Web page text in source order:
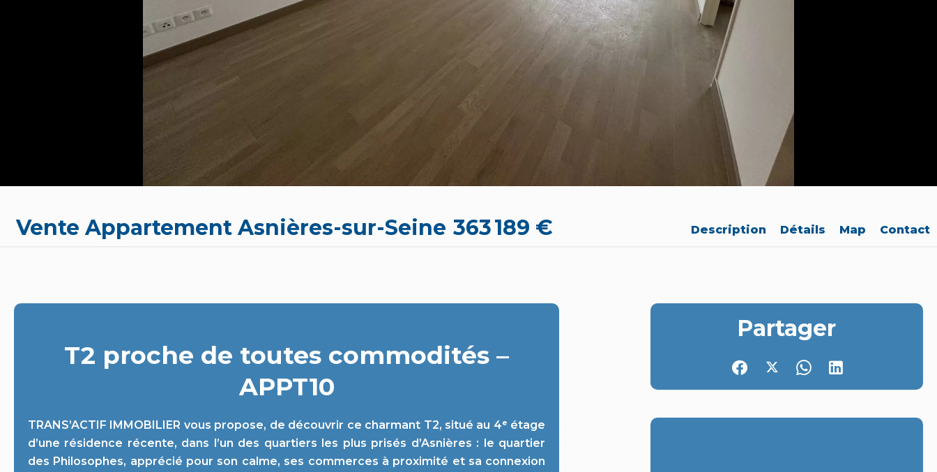
Vente Appartement Asnières-sur-Seine 363 189 € Description Détails Map Contact
T2 proche de toutes commodités –
APPT10
TRANS’ACTIF IMMOBILIER vous propose, de découvrir ce charmant T2, situé au 4ᵉ étage
d’une résidence récente, dans l’un des quartiers les plus prisés d’Asnières : le quartier
des Philosophes, apprécié pour son calme, ses commerces à proximité et sa connexion
Partager